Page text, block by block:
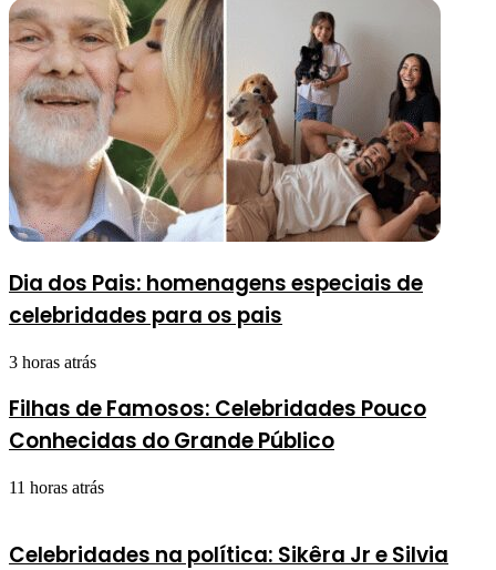
Dia dos Pais: homenagens especiais de
celebridades para os pais
3 horas atrás
Filhas de Famosos: Celebridades Pouco
Conhecidas do Grande Público
11 horas atrás
Celebridades na política: Sikêra Jr e Silvia